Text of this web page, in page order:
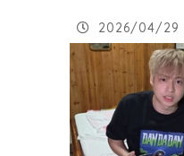
2026/04/29